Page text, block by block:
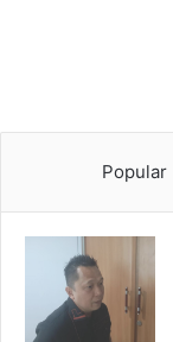
Popular